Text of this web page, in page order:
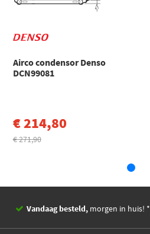
Maxgear AC830360
NRF 350447
Nissens 940688
Airco condensor Denso
DCN99081
€ 214,80
€ 271,90
Vandaag besteld, morgen in huis! *